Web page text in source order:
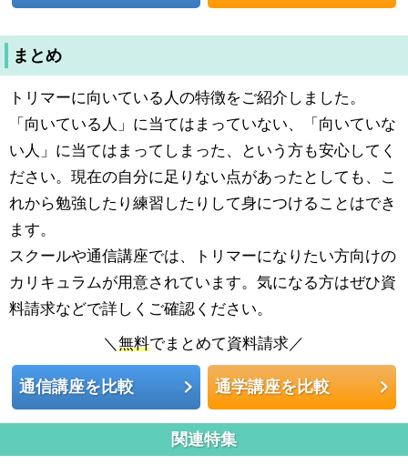
まとめ
トリマーに向いている人の特徴をご紹介しました。
「向いている人」に当てはまっていない、「向いていな
い人」に当てはまってしまった、という方も安心してく
ださい。現在の自分に足りない点があったとしても、こ
れから勉強したり練習したりして身につけることはでき
ます。
スクールや通信講座では、トリマーになりたい方向けの
カリキュラムが用意されています。気になる方はぜひ資
料請求などで詳しくご確認ください。
＼無料でまとめて資料請求／
通信講座を比較 通学講座を比較
関連特集